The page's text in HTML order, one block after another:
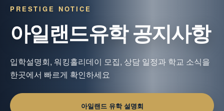
PRESTIGE NOTICE
아일랜드유학 공지사항
입학설명회, 워킹홀리데이 모집, 상담 일정과 학교 소식을
한곳에서 빠르게 확인하세요
아일랜드 유학 설명회